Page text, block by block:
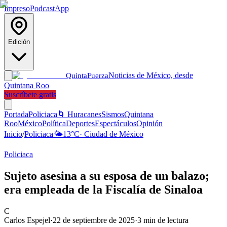
ImpresoPodcastApp
Edición
QuintaFuerzaNoticias de México, desde
Quintana Roo
Suscríbete gratis
PortadaPoliciaca 🌀 HuracanesSismosQuintana
RooMéxicoPolíticaDeportesEspectáculosOpinión
Inicio/Policiaca🌤️13°C· Ciudad de México
Policiaca
Sujeto asesina a su esposa de un balazo;
era empleada de la Fiscalía de Sinaloa
C
Carlos Espejel·22 de septiembre de 2025·3 min de lectura